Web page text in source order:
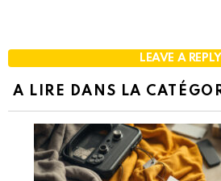
LEAVE A REPLY
A LIRE DANS LA